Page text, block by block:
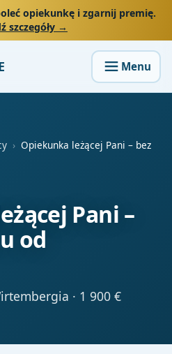
opiekunkę i zgarnij premię.
szczegóły →
› Opiekunka leżącej Pani – bez
Pani –
od
· 1 900 €